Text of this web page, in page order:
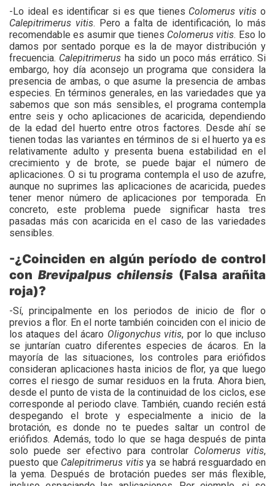
-Lo ideal es identificar si es que tienes Colomerus vitis o
Calepitrimerus vitis. Pero a falta de identificación, lo más
recomendable es asumir que tienes Colomerus vitis. Eso lo
damos por sentado porque es la de mayor distribución y
frecuencia. Calepitrimerus ha sido un poco más errático. Si
embargo, hoy día aconsejo un programa que considera la
presencia de ambas, o que asume la presencia de ambas
especies. En términos generales, en las variedades que ya
sabemos que son más sensibles, el programa contempla
entre seis y ocho aplicaciones de acaricida, dependiendo
de la edad del huerto entre otros factores. Desde ahí se
tienen todas las variantes en términos de si el huerto ya es
relativamente adulto y presenta buena estabilidad en el
crecimiento y de brote, se puede bajar el número de
aplicaciones. O si tu programa contempla el uso de azufre,
aunque no suprimes las aplicaciones de acaricida, puedes
tener menor número de aplicaciones por temporada. En
concreto, este problema puede significar hasta tres
pasadas más con acaricida en el caso de las variedades
sensibles.
-¿Coinciden en algún período de control
con Brevipalpus chilensis (Falsa arañita
roja)?
-Sí, principalmente en los periodos de inicio de flor o
previos a flor. En el norte también coinciden con el inicio de
los ataques del ácaro Oligonychus vitis, por lo que incluso
se juntarían cuatro diferentes especies de ácaros. En la
mayoría de las situaciones, los controles para eriófidos
consideran aplicaciones hasta inicios de flor, ya que luego
corres el riesgo de sumar residuos en la fruta. Ahora bien,
desde el punto de vista de la continuidad de los ciclos, ese
corresponde al periodo clave. También, cuando recién está
despegando el brote y especialmente a inicio de la
brotación, es donde no te puedes saltar un control de
eriófidos. Además, todo lo que se haga después de pinta
solo puede ser efectivo para controlar Colomerus vitis,
puesto que Calepitrimerus vitisya se habrá resguardado en
la yema. Después de brotación puedes ser más flexible,